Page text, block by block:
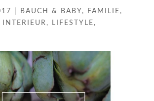
BAUCH & BABY , FAMILIE ,
INTERIEUR , LIFESTYLE ,